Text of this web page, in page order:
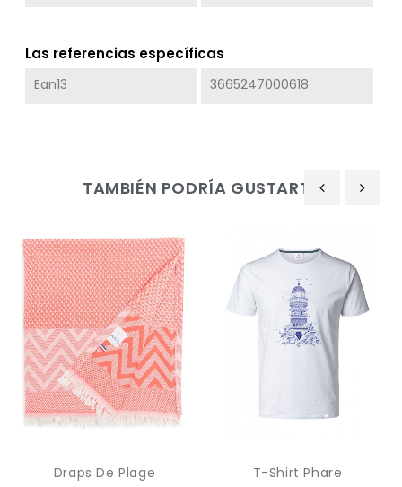
Las referencias específicas
Ean13 3665247000618
TAMBIÉN PODRÍA GUSTARTE
Draps De Plage T-Shirt Phare